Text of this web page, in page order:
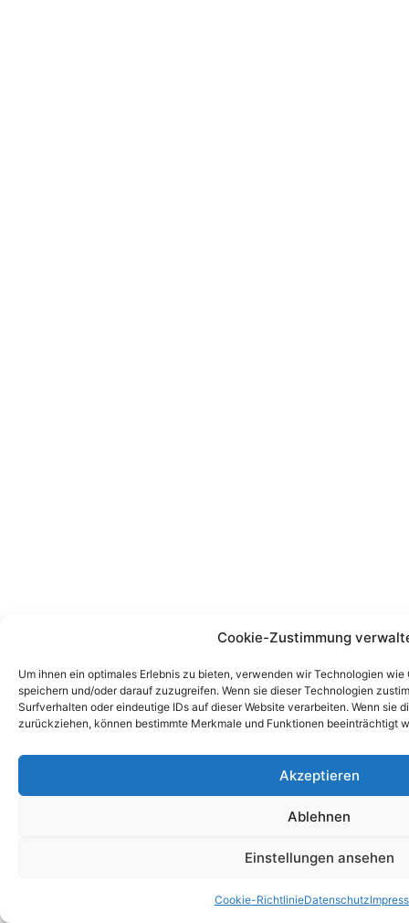
Cookie-Zustimmung
Um ihnen ein optimales Erlebnis zu bieten, verwenden wir Technologien
speichern und/oder darauf zuzugreifen. Wenn sie dieser Technologien
Surfverhalten oder eindeutige IDs auf dieser Website verarbeiten. Wenn sie
zurückziehen, können bestimmte Merkmale und Funktionen beeinträchtigt
Akzeptieren
Ablehnen
Einstellungen ansehen
Cookie-RichtlinieDatenschutz